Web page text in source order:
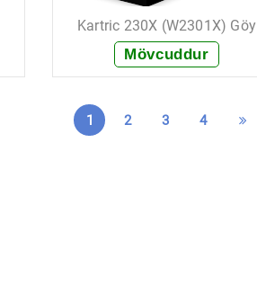
Kartric 230X (W2301X) Göy
Mövcuddur
1 2 3 4